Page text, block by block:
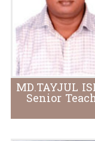
MD.TAYJUL
Senior